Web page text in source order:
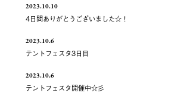
2023.10.10
4日間ありがとうございました☆！
2023.10.6
テントフェスタ3日目
2023.10.6
テントフェスタ開催中☆彡